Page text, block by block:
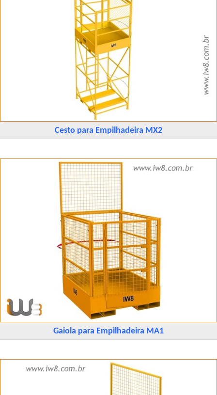
Cesto para Empilhadeira MX2
Gaiola para Empilhadeira MA1